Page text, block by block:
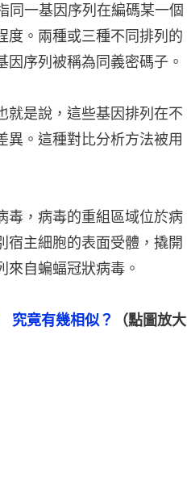
一基因序列在編碼某一個
度。兩種或三種不同排列的
序列被稱為同義密碼子。
就是說，這些基因排列在不
異。這種對比分析方法被用
毒，病毒的重組區域位於病
宿主細胞的表面受體，撬開
自蝙蝠冠狀病毒。
究竟有幾相似？
（點圖放大